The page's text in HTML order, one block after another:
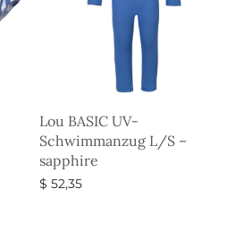
Lou BASIC UV-
Schwimmanzug L/S –
sapphire
$ 52,35